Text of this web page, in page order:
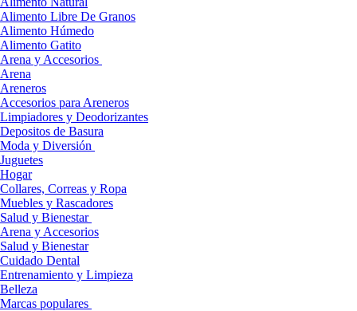
Alimento Libre De Granos
Alimento Húmedo
Alimento Gatito
Arena y Accesorios
Arena
Areneros
Accesorios para Areneros
Limpiadores y Deodorizantes
Depositos de Basura
Moda y Diversión
Juguetes
Hogar
Collares, Correas y Ropa
Muebles y Rascadores
Salud y Bienestar
Arena y Accesorios
Salud y Bienestar
Cuidado Dental
Entrenamiento y Limpieza
Belleza
Marcas populares